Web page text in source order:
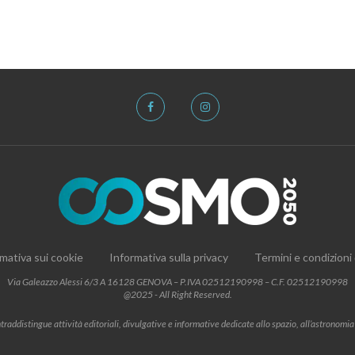
sui cookie Informativa sulla privacy Termini e condizioni
Via Galeazzo Alessi 6/3 A 16128 GENOVA – P.IVA 02512190998 – C.F. 02512190998
@2025 - All Right Reserved.
attività editoriali, divulgative e informative dedicate allo spazio,